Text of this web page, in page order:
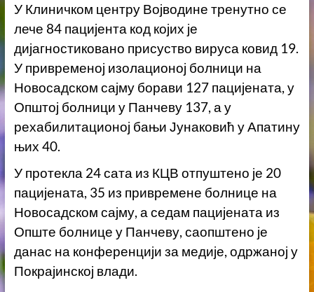
У Клиничком центру Војводине тренутно се
лече 84 пацијента код којих је
дијагностиковано присуство вируса ковид 19.
У привременој изолационој болници на
Новосадском сајму борави 127 пацијената, у
Општој болници у Панчеву 137, а у
рехабилитационој бањи Јунаковић у Апатину
њих 40.
У протекла 24 сата из КЦВ отпуштено је 20
пацијената, 35 из привремене болнице на
Новосадском сајму, а седам пацијената из
Опште болнице у Панчеву, саопштено је
данас на конференцији за медије, одржаној у
Покрајинској влади.